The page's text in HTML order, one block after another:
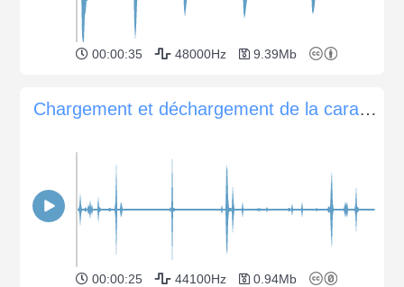
00:00:35 48000Hz 9.39Mb
Chargement et déchargement de la carabine
00:00:25 44100Hz 0.94Mb